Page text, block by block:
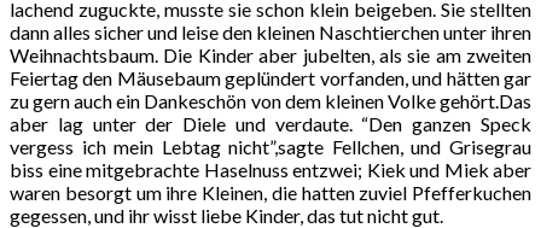
lachend zuguckte, musste sie schon klein beigeben. Sie stellten
dann alles sicher und leise den kleinen Naschtierchen unter ihren
Weihnachtsbaum. Die Kinder aber jubelten, als sie am zweiten
Feiertag den Mäusebaum geplündert vorfanden, und hätten gar
zu gern auch ein Dankeschön von dem kleinen Volke gehört.Das
aber lag unter der Diele und verdaute. “Den ganzen Speck
vergess ich mein Lebtag nicht”,sagte Fellchen, und Grisegrau
biss eine mitgebrachte Haselnuss entzwei; Kiek und Miek aber
waren besorgt um ihre Kleinen, die hatten zuviel Pfefferkuchen
gegessen, und ihr wisst liebe Kinder, das tut nicht gut.